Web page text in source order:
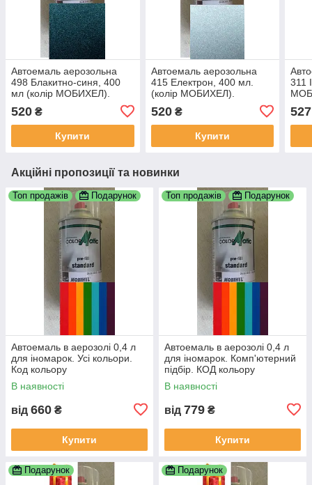
Автоемаль аерозольна
498 Блакитно-синя, 400
мл (колір МОБИХЕЛ).
520 ₴
Купити
Автоемаль аерозольна
415 Електрон, 400 мл.
(колір МОБИХЕЛ).
520₴
Купити
311
527
Акційні пропозиції та новинки
Топ продажів Подарунок
Автоемаль в аерозолі 0,4 л
для іномарок. Усі кольори.
Код кольору
ОБОВЯЗКОВИЙ!!! По VIN
коду НЕ ПРАЦЮЕМО!!!
В наявності
від 660 ₴
Купити
Топ продажів Подарунок
Автоемаль в аерозолі 0,4 л
для іномарок. Комп'ютерний
підбір. КОД кольору
ОБОВЯЗКОВИЙ!!! По VIN
коду не працюемо!!!
В наявності
від 779 ₴
Купити
Подарунок Подарунок